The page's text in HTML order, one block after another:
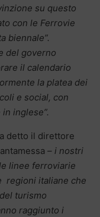
su questo
con le Ferrovie
biennale”.
del governo
il calendario
la platea dei
e social, con
inglese”.
detto il direttore
– i nostri
linee ferroviarie
regioni italiane che
turismo
raggiunto i